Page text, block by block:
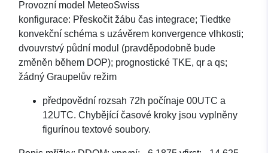
Provozní model MeteoSwiss
konfigurace: Přeskočit žábu čas integrace; Tiedtke
konvekční schéma s uzávěrem konvergence vlhkosti;
dvouvrstvý půdní modul (pravděpodobně bude
změněn během DOP); prognostické TKE, qr a qs;
žádný Graupelův režim
předpovědní rozsah 72h počínaje 00UTC a
12UTC. Chybějící časové kroky jsou vyplněny
figurínou textové soubory.